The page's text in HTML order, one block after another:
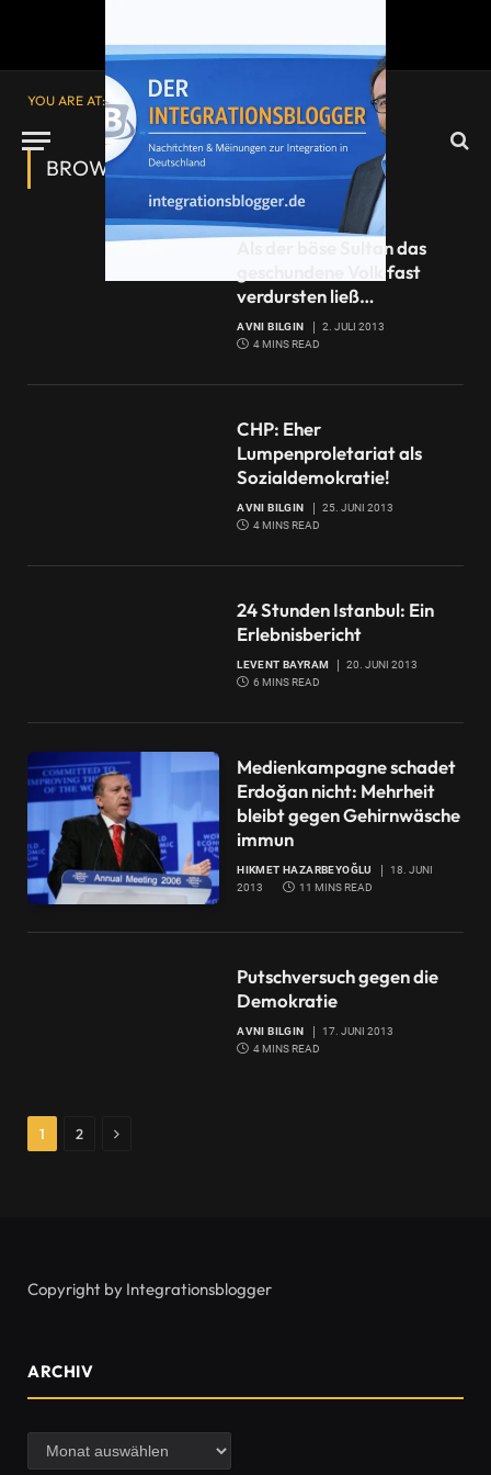
YOU ARE AT: Startseite»
BROWSING:OCCUPYGEZI
Als der böse Sultan das
geschundene Volk fast
verdursten ließ…
AVNI BILGIN
2. JULI 2013
4 MINS READ
CHP: Eher
Lumpenproletariat als
Sozialdemokratie!
AVNI BILGIN
25. JUNI 2013
4 MINS READ
24 Stunden Istanbul: Ein
Erlebnisbericht
LEVENT BAYRAM
20. JUNI 2013
6 MINS READ
Medienkampagne schadet
Erdoğan nicht: Mehrheit
bleibt gegen Gehirnwäsche
immun
HIKMET HAZARBEYOĞLU
18. JUNI
2013
11 MINS READ
Putschversuch gegen die
Demokratie
AVNI BILGIN
17. JUNI 2013
4 MINS READ
1 2 Next
Copyright by Integrationsblogger
ARCHIV
Archiv